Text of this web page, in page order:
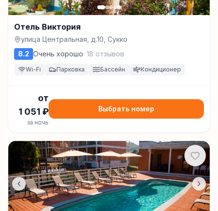
Отель Виктория
улица Центральная, д.10, Сукко
8.2 Очень хорошо· 18 отзывов
Wi-Fi Парковка Бассейн Кондиционер
от
1 051 ₽
за ночь
Выбрать номер